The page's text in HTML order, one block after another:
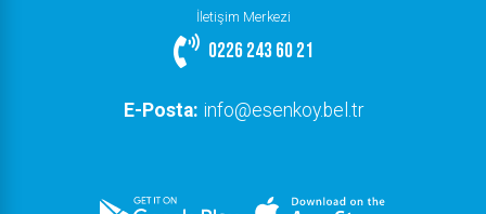
İletişim Merkezi
0226 243 60 21
E-Posta: info@esenkoy.bel.tr